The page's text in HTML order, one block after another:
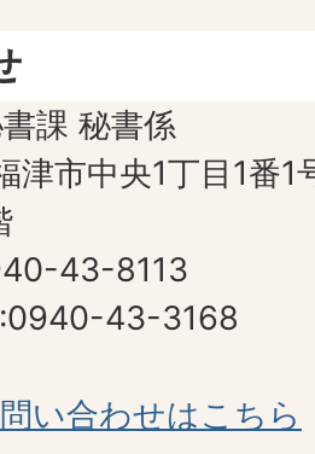
課 秘書係
津市中央1丁目1番1
43-8113
43-3168
い合わせはこちら